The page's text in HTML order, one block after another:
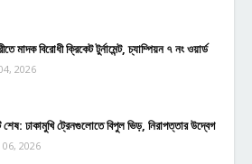
মাদক বিরোধী ক্রিকেট টুর্নামেন্ট, চ্যাম্পিয়ন ৭ নং ওয়ার্ড
2026
শেষ: ঢাকামুখি ট্রেনগুলোতে বিপুল ভিড়, নিরাপত্তার উদ্বেগ
06, 2026